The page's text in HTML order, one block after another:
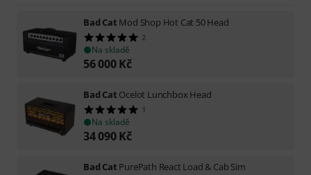
Bad Cat Mod Shop Hot Cat 50 Head
2
Na skladě
56 000 Kč
Bad Cat Ocelot Lunchbox Head
1
Na skladě
34 090 Kč
Bad Cat PurePath React Load & Cab Sim